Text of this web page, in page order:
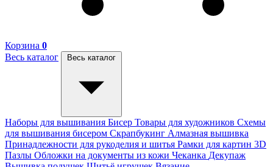
Корзина 0
Весь каталог
Весь каталог
Наборы для вышивания Бисер Товары для художников Схемы
для вышивания бисером Скрапбукинг Алмазная вышивка
Принадлежности для рукоделия и шитья Рамки для картин 3D
Пазлы Обложки на документы из кожи Чеканка Декупаж